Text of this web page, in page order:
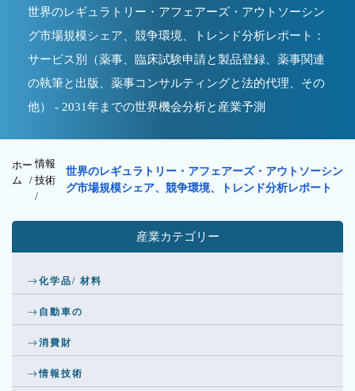
世界のレギュラトリー・アフェアーズ・アウトソーシン
グ市場規模シェア、競争環境、トレンド分析レポート：
サービス別（薬事、臨床試験申請と製品登録、薬事関連
の執筆と出版、薬事コンサルティングと法的代理、その
他） - 2031年までの世界機会分析と産業予測
ホー
ム /
情報
技術
/
世界のレギュラトリー・アフェアーズ・アウトソーシン
グ市場規模シェア、競争環境、トレンド分析レポート
産業カテゴリー
化学品/ 材料
自動車の
消費財
情報技術